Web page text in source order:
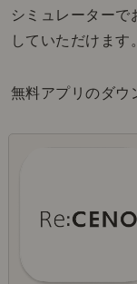
シミュレーターで
していただけます。
無料アプリのダウ